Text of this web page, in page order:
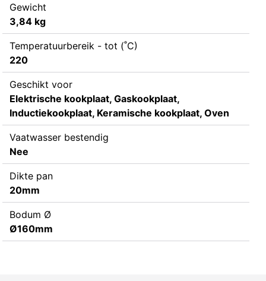
Gewicht
3,84 kg
Temperatuurbereik - tot (˚C)
220
Geschikt voor
Elektrische kookplaat, Gaskookplaat,
Inductiekookplaat, Keramische kookplaat, Oven
Vaatwasser bestendig
Nee
Dikte pan
20mm
Bodum Ø
Ø160mm